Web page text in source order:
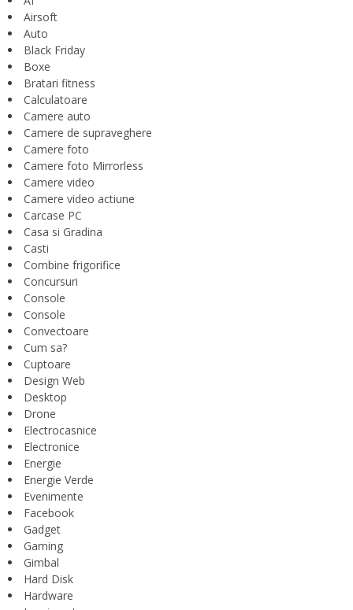
Airsoft
Auto
Black Friday
Boxe
Bratari fitness
Calculatoare
Camere auto
Camere de supraveghere
Camere foto
Camere foto Mirrorless
Camere video
Camere video actiune
Carcase PC
Casa si Gradina
Casti
Combine frigorifice
Concursuri
Console
Console
Convectoare
Cum sa?
Cuptoare
Design Web
Desktop
Drone
Electrocasnice
Electronice
Energie
Energie Verde
Evenimente
Facebook
Gadget
Gaming
Gimbal
Hard Disk
Hardware